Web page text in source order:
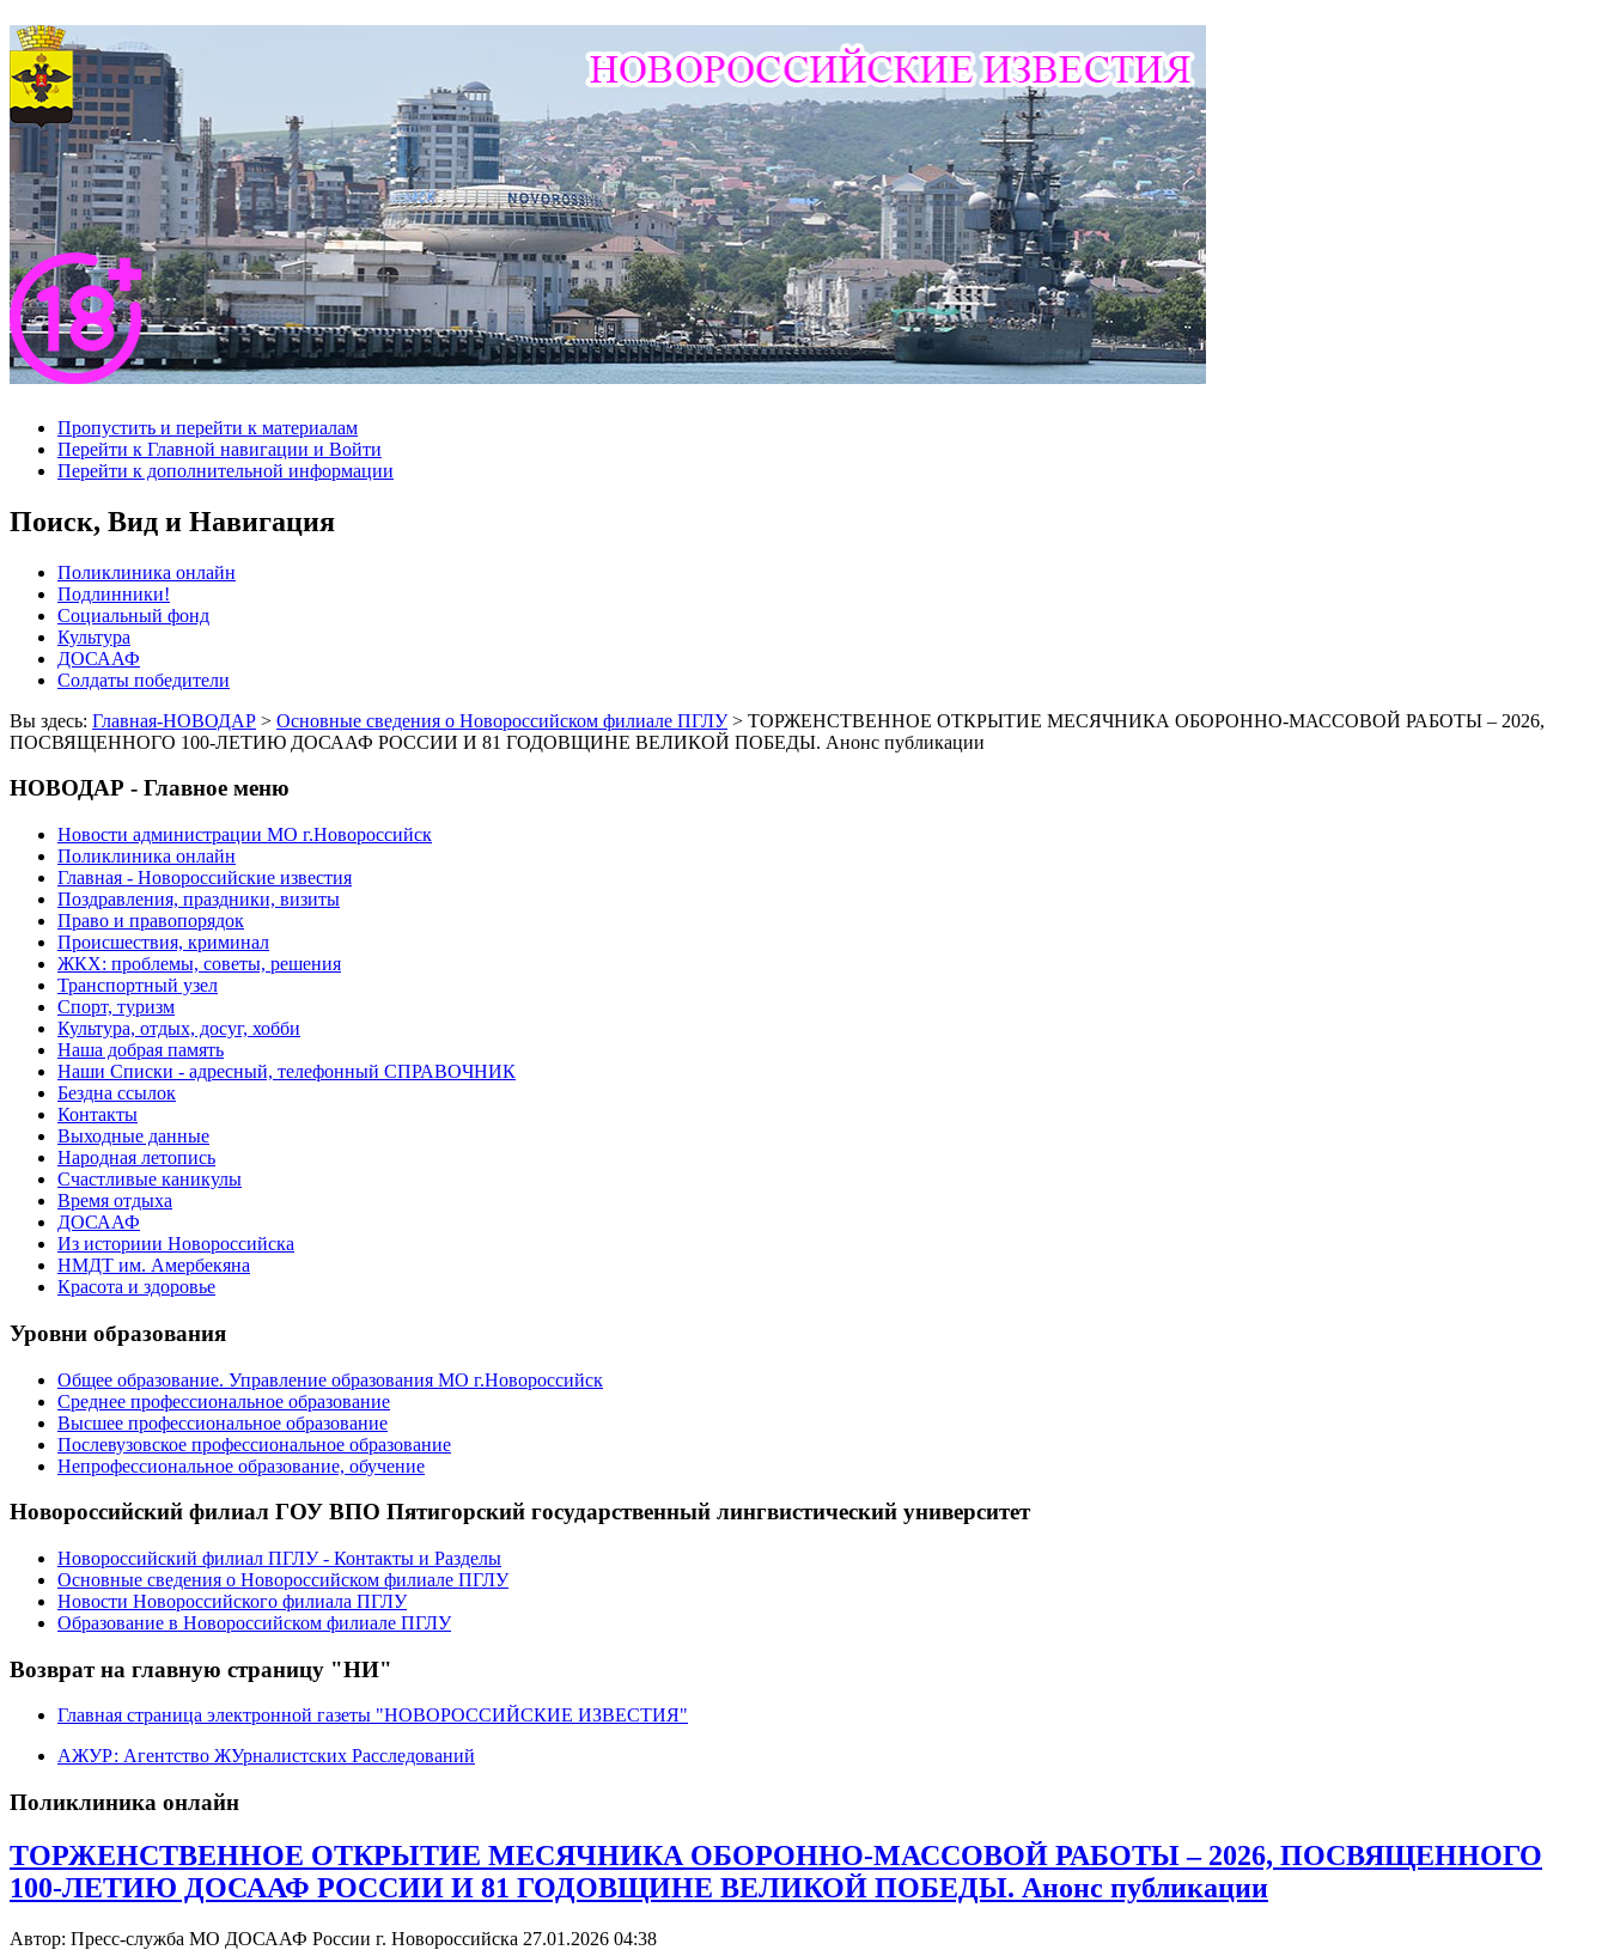
Пропустить и перейти к материалам
Перейти к Главной навигации и Войти
Перейти к дополнительной информации
Поиск, Вид и Навигация
Поликлиника онлайн
Подлинники!
Социальный фонд
Культура
ДОСААФ
Солдаты победители
Вы здесь: Главная-НОВОДАР > Основные сведения о Новороссийском филиале ПГЛУ> ТОРЖЕНСТВЕННОЕ ОТКРЫТИЕ МЕСЯЧНИКА ОБОРОННО-МАССОВОЙ РАБОТЫ – 2026,
ПОСВЯЩЕННОГО 100-ЛЕТИЮ ДОСААФ РОССИИ И 81 ГОДОВЩИНЕ ВЕЛИКОЙ ПОБЕДЫ. Анонс публикации
НОВОДАР - Главное меню
Новости администрации МО г.Новороссийск
Поликлиника онлайн
Главная - Новороссийские известия
Поздравления, праздники, визиты
Право и правопорядок
Происшествия, криминал
ЖКХ: проблемы, советы, решения
Транспортный узел
Спорт, туризм
Культура, отдых, досуг, хобби
Наша добрая память
Наши Списки - адресный, телефонный СПРАВОЧНИК
Бездна ссылок
Контакты
Выходные данные
Народная летопись
Счастливые каникулы
Время отдыха
ДОСААФ
Из историии Новороссийска
НМДТ им. Амербекяна
Красота и здоровье
Уровни образования
Общее образование. Управление образования МО г.Новороссийск
Среднее профессиональное образование
Высшее профессиональное образование
Послевузовское профессиональное образование
Непрофессиональное образование, обучение
Новороссийский филиал ГОУ ВПО Пятигорский государственный лингвистический университет
Новороссийский филиал ПГЛУ - Контакты и Разделы
Основные сведения о Новороссийском филиале ПГЛУ
Новости Новороссийского филиала ПГЛУ
Образование в Новороссийском филиале ПГЛУ
Возврат на главную страницу "НИ"
Главная страница электронной газеты "НОВОРОССИЙСКИЕ ИЗВЕСТИЯ"
АЖУР: Агентство ЖУрналистских Расследований
Поликлиника онлайн
ТОРЖЕНСТВЕННОЕ ОТКРЫТИЕ МЕСЯЧНИКА ОБОРОННО-МАССОВОЙ РАБОТЫ – 2026, ПОСВЯЩЕННОГО
100-ЛЕТИЮ ДОСААФ РОССИИ И 81 ГОДОВЩИНЕ ВЕЛИКОЙ ПОБЕДЫ. Анонс публикации
Автор: Пресс-служба МО ДОСААФ России г. Новороссийска 27.01.2026 04:38